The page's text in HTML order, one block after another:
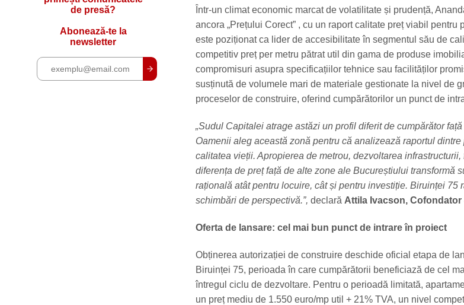
de presă?
Abonează-te la
newsletter
Într-un climat economic marcat de volatilitate și prudență,
ancora „Prețului Corect” , cu un raport calitate preț viabil pentru
este poziționat ca lider de accesibilitate în segmentul său de
competitiv preț per metru pătrat util din gama de produse
compromisuri asupra specificațiilor tehnice sau facilităților
susținută de volumele mari de materiale gestionate la nivel de
proceselor de construire, oferind cumpărătorilor un punct de
„Sudul Capitalei atrage astăzi un profil diferit de cumpărător
Oamenii aleg această zonă pentru că analizează raportul
calitatea vieții. Apropierea de metrou, dezvoltarea
diferența de preț față de alte zone ale Bucureștiului transformă
rațională atât pentru locuire, cât și pentru investiție. Biruinței 75
schimbări de perspectivă.”, declară Attila Ivacson, Cofondator
Oferta de lansare: cel mai bun punct de intrare în proiect
Obținerea autorizației de construire deschide oficial etapa de
Biruinței 75, perioada în care cumpărătorii beneficiază de cel
întregul ciclu de dezvoltare. Pentru o perioadă limitată,
un preț mediu de 1.550 euro/mp util + 21% TVA, un nivel